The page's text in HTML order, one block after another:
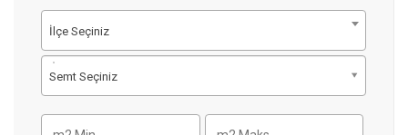
İlçe Seçiniz
Semt Seçiniz